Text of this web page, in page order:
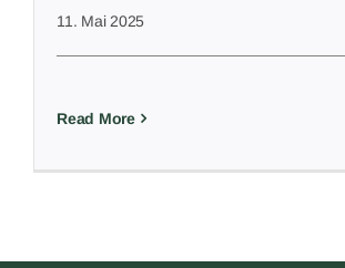
11. Mai 2025
Read More